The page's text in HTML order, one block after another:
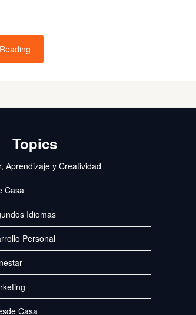
Topics
Aprendizaje y Creatividad
Casa
Idiomas
Personal
Casa